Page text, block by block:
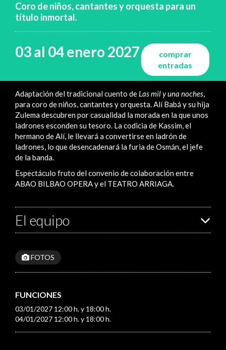
Coro de niños, cantantes y orquesta para un
título inmortal.
03 al 04 enero 2027
comprar
entradas
Adaptación del tradicional cuento de Las mil y una noches,
para coro de niños, cantantes y orquesta. Alí Babá y su hija
Zulema descubren por casualidad la morada en la que unos
ladrones esconden su tesoro. La codicia de Kassim, el
hermano de Alí, le llevará a convertirse en ladrón de
ladrones, lo que desencadenará la furia de Osmán, el jefe
de la banda.
Espectáculo fruto del convenio de colaboración entre
ABAO BILBAO OPERA y el TEATRO ARRIAGA.
El equipo
FOTOS
FUNCIONES
03/01/2027 12:00 h. y 18:00 h.
04/01/2027 12:00 h. y 18:00 h.